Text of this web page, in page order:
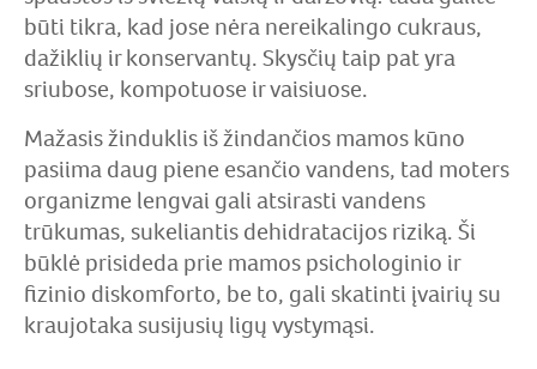
būti tikra, kad jose nėra nereikalingo cukraus,
dažiklių ir konservantų. Skysčių taip pat yra
sriubose, kompotuose ir vaisiuose.
Mažasis žinduklis iš žindančios mamos kūno
pasiima daug piene esančio vandens, tad moters
organizme lengvai gali atsirasti vandens
trūkumas, sukeliantis dehidratacijos riziką. Ši
būklė prisideda prie mamos psichologinio ir
fizinio diskomforto, be to, gali skatinti įvairių su
kraujotaka susijusių ligų vystymąsi.